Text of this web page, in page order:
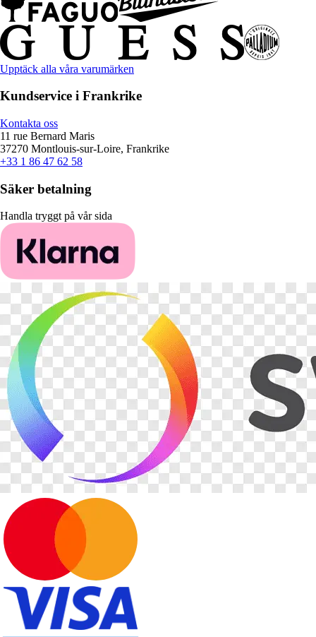
Upptäck alla våra varumärken
Kundservice i Frankrike
Kontakta oss
11 rue Bernard Maris
37270 Montlouis-sur-Loire, Frankrike
+33 1 86 47 62 58
Säker betalning
Handla tryggt på vår sida